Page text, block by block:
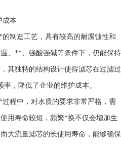
成本
制造工艺，具有较高的耐腐蚀性和
、**、强酸强碱等条件下，仍能保持
其独特的结构设计使得滤芯在过滤过
，降低了企业的维护成本。
程中，对水质的要求非常严格，需
用寿命较短，频繁*换不仅会增加生
大流量滤芯的长使用寿命，能够确保